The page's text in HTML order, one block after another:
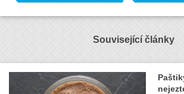
Související články